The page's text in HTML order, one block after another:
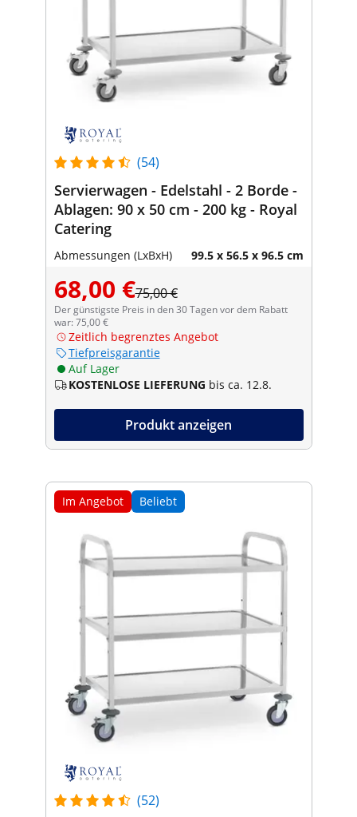
(54)
Servierwagen - Edelstahl - 2 Borde -
Ablagen: 90 x 50 cm - 200 kg - Royal
Catering
Abmessungen (LxBxH) 99.5 x 56.5 x 96.5 cm
68,00 €75,00 €
Der günstigste Preis in den 30 Tagen vor dem Rabatt
war: 75,00 €
Zeitlich begrenztes Angebot
Tiefpreisgarantie
Auf Lager
KOSTENLOSE LIEFERUNG bis ca. 12.8.
Produkt anzeigen
Im Angebot Beliebt
(52)